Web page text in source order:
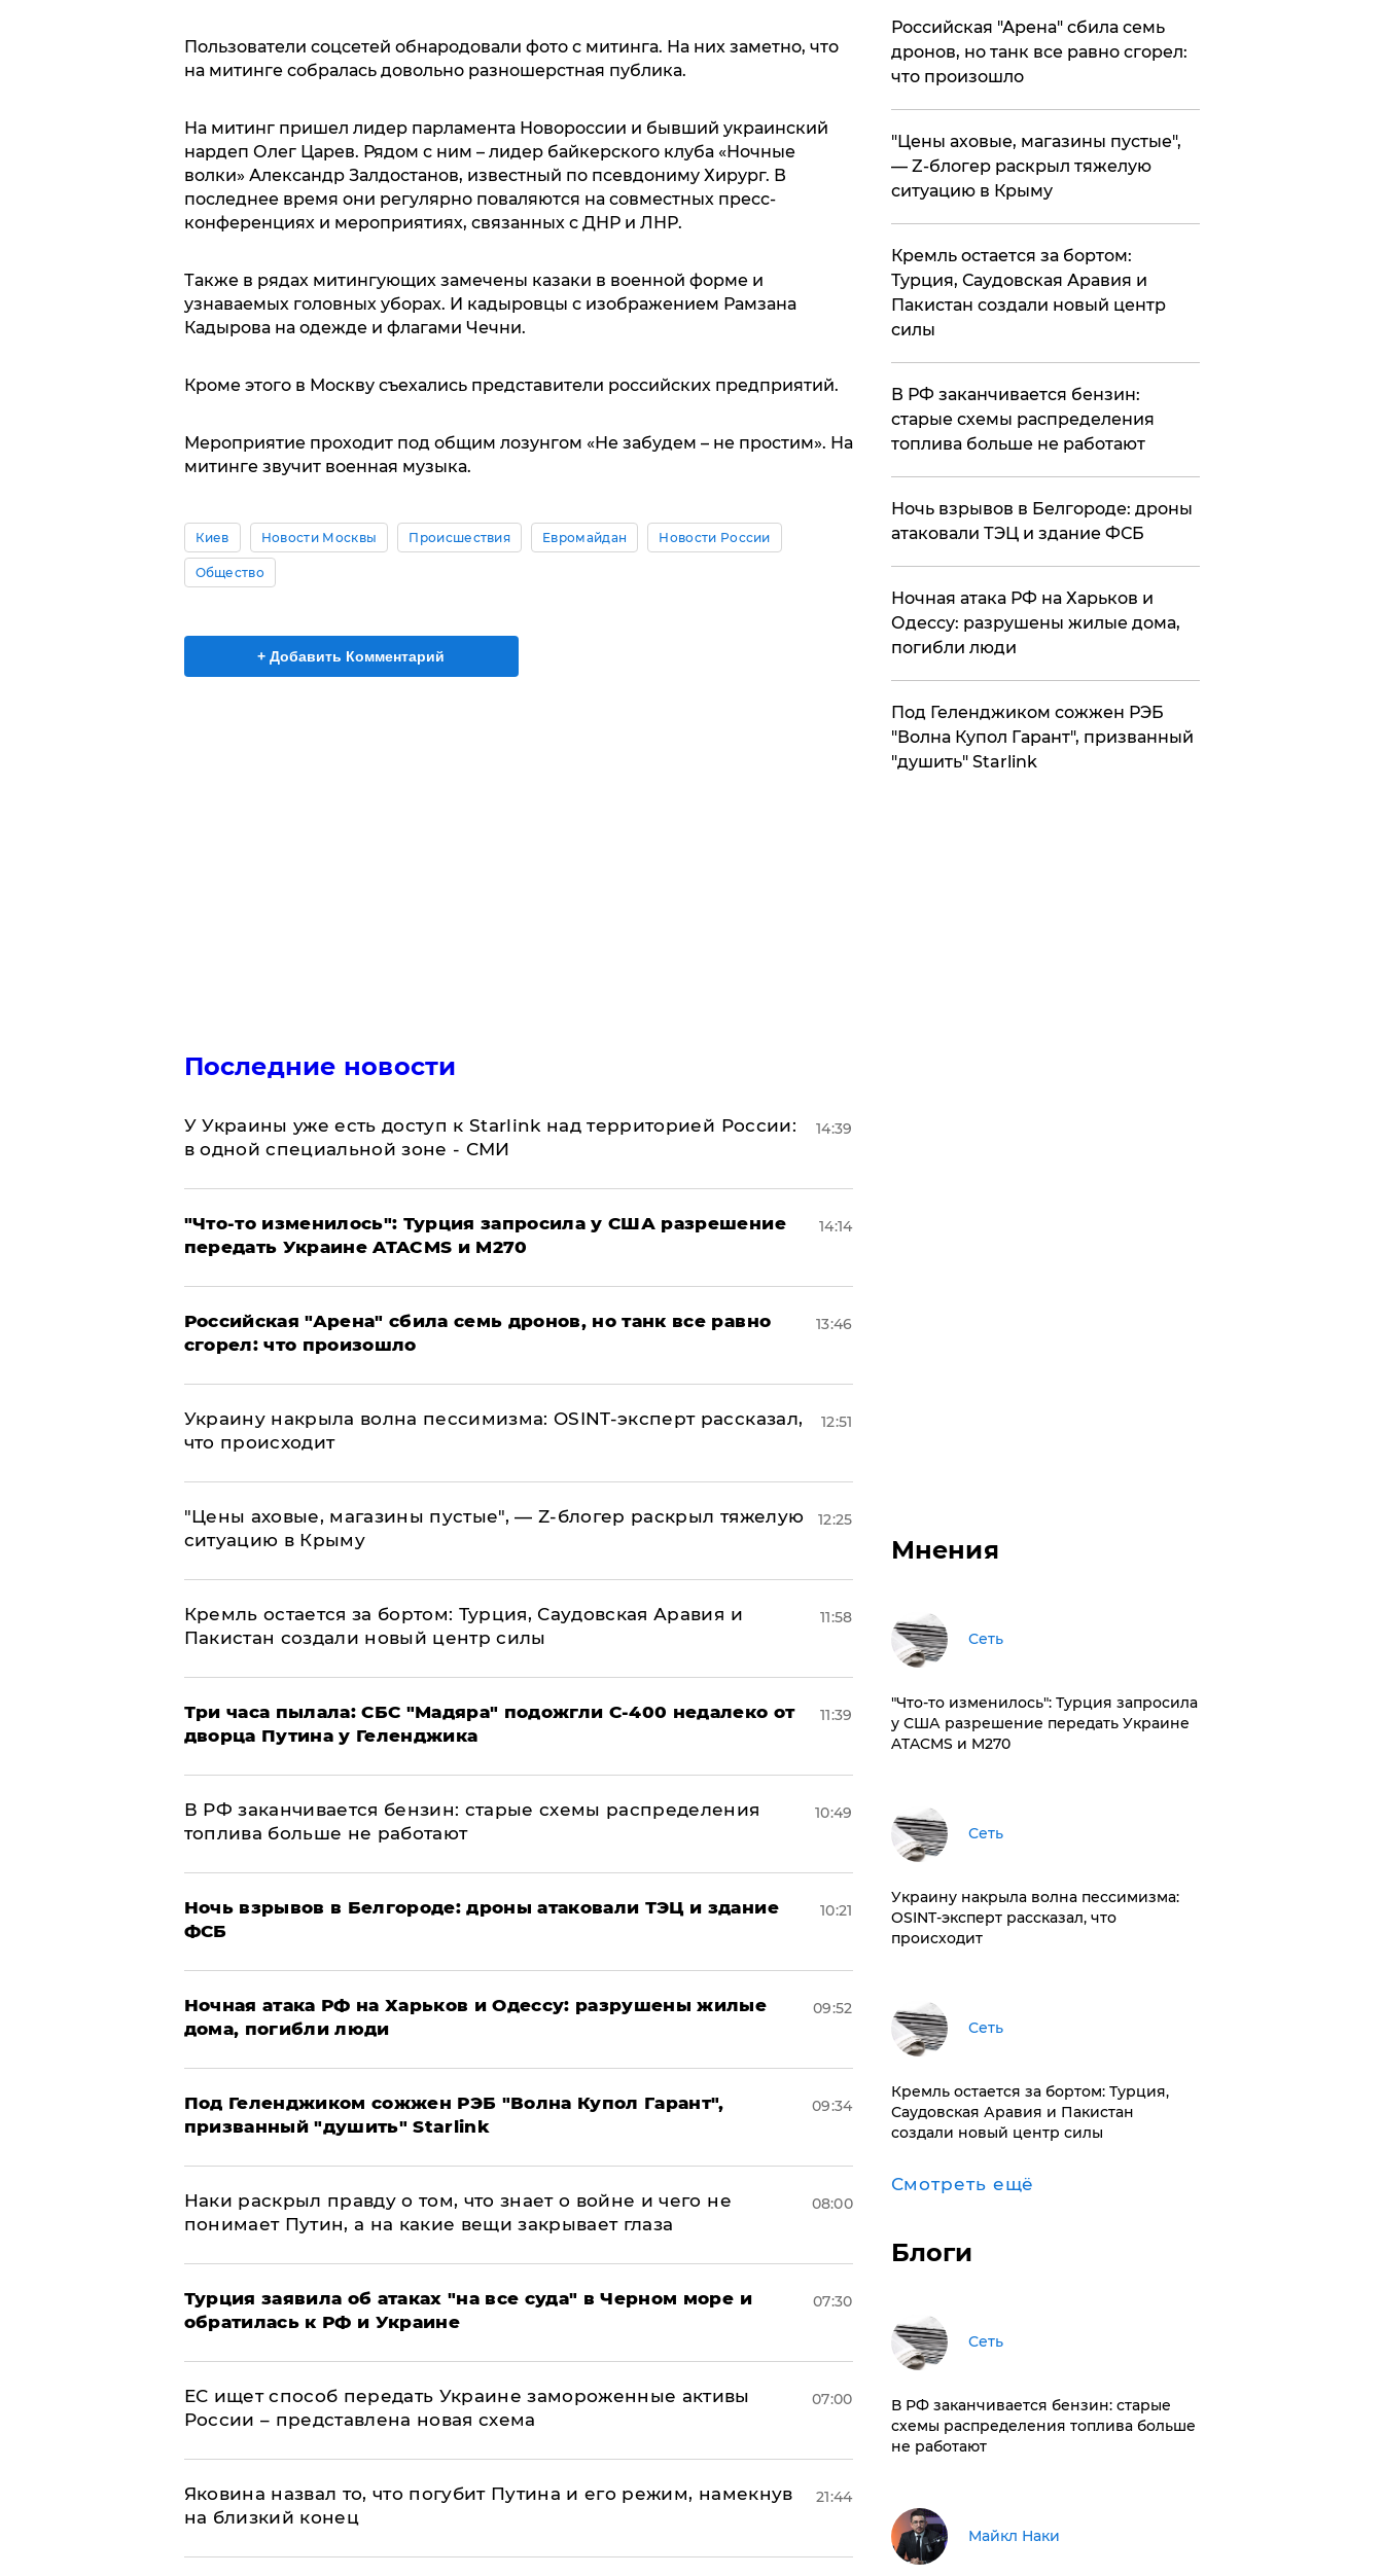
Пользователи соцсетей обнародовали фото с митинга. На них заметно, что
на митинге собралась довольно разношерстная публика.
На митинг пришел лидер парламента Новороссии и бывший украинский
нардеп Олег Царев. Рядом с ним – лидер байкерского клуба «Ночные
волки» Александр Залдостанов, известный по псевдониму Хирург. В
последнее время они регулярно поваляются на совместных пресс-
конференциях и мероприятиях, связанных с ДНР и ЛНР.
Также в рядах митингующих замечены казаки в военной форме и
узнаваемых головных уборах. И кадыровцы с изображением Рамзана
Кадырова на одежде и флагами Чечни.
Кроме этого в Москву съехались представители российских предприятий.
Мероприятие проходит под общим лозунгом «Не забудем – не простим». На
митинге звучит военная музыка.
Киев Новости Москвы Происшествия Евромайдан Новости России
Общество
+ Добавить Комментарий
Последние новости
У Украины уже есть доступ к Starlink над территорией России:
в одной специальной зоне - СМИ
14:39
​"Что-то изменилось": Турция запросила у США разрешение
передать Украине ATACMS и M270
14:14
​Российская "Арена" сбила семь дронов, но танк все равно
сгорел: что произошло
13:46
​Украину накрыла волна пессимизма: OSINT-эксперт рассказал,
что происходит
12:51
​"Цены аховые, магазины пустые", — Z-блогер раскрыл тяжелую
ситуацию в Крыму
12:25
​Кремль остается за бортом: Турция, Саудовская Аравия и
Пакистан создали новый центр силы
11:58
Три часа пылала: СБС "Мадяра" подожгли С-400 недалеко от
дворца Путина у Геленджика
11:39
​В РФ заканчивается бензин: старые схемы распределения
топлива больше не работают
10:49
​Ночь взрывов в Белгороде: дроны атаковали ТЭЦ и здание
ФСБ
10:21
​Ночная атака РФ на Харьков и Одессу: разрушены жилые
дома, погибли люди
09:52
Под Геленджиком сожжен РЭБ "Волна Купол Гарант",
призванный "душить" Starlink
09:34
Наки раскрыл правду о том, что знает о войне и чего не
понимает Путин, а на какие вещи закрывает глаза
08:00
Турция заявила об атаках "на все суда" в Черном море и
обратилась к РФ и Украине
07:30
ЕС ищет способ передать Украине замороженные активы
России – представлена новая схема
07:00
Яковина назвал то, что погубит Путина и его режим, намекнув
на близкий конец
21:44
​Российская "Арена" сбила семь
дронов, но танк все равно сгорел:
что произошло
​"Цены аховые, магазины пустые",
— Z-блогер раскрыл тяжелую
ситуацию в Крыму
​Кремль остается за бортом:
Турция, Саудовская Аравия и
Пакистан создали новый центр
силы
​В РФ заканчивается бензин:
старые схемы распределения
топлива больше не работают
​Ночь взрывов в Белгороде: дроны
атаковали ТЭЦ и здание ФСБ
​Ночная атака РФ на Харьков и
Одессу: разрушены жилые дома,
погибли люди
Под Геленджиком сожжен РЭБ
"Волна Купол Гарант", призванный
"душить" Starlink
Мнения
Сеть
​"Что-то изменилось": Турция запросила
у США разрешение передать Украине
ATACMS и M270
Сеть
​Украину накрыла волна пессимизма:
OSINT-эксперт рассказал, что
происходит
Сеть
​Кремль остается за бортом: Турция,
Саудовская Аравия и Пакистан
создали новый центр силы
Смотреть ещё
Блоги
Сеть
​В РФ заканчивается бензин: старые
схемы распределения топлива больше
не работают
Майкл Наки